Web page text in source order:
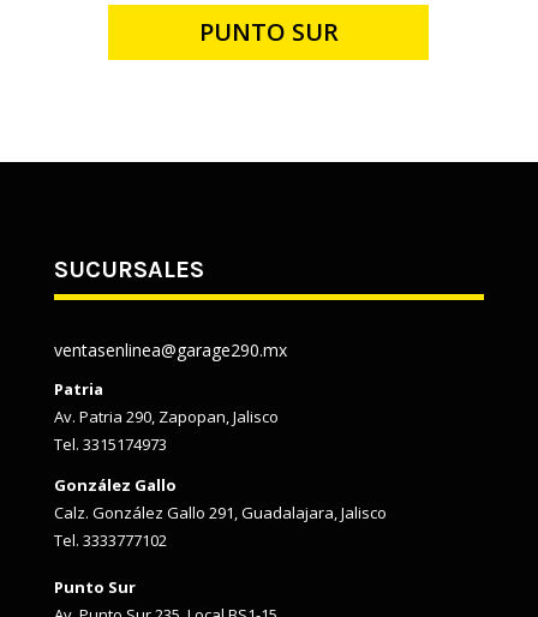
PUNTO SUR
SUCURSALES
ventasenlinea@garage290.mx
Patria
Av. Patria 290, Zapopan, Jalisco
Tel. 3315174973
González Gallo
Calz. González Gallo 291, Guadalajara, Jalisco
Tel. 3333777102
Punto Sur